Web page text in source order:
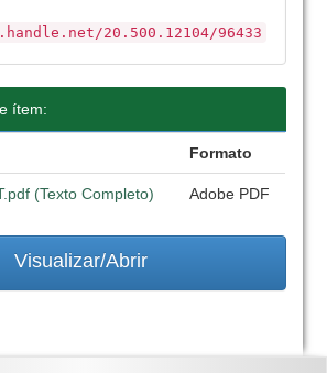
20.500.12104/96433
ítem:
Formato
(Texto Completo) Adobe PDF
Visualizar/Abrir